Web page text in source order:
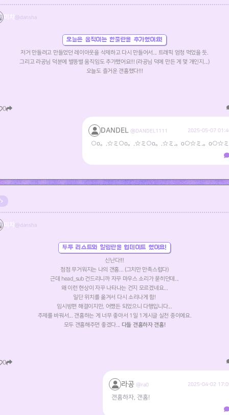
미챠 @dansha
오늘은 움직이는 한줄란을 추가했어요!
저거 만들려고 만들었던 레이아웃을 삭제하고 다시 만들어서... 트래픽 엄청 먹었을 듯.
그리고 라공님 덕분에 별똥별 움직임도 추가했어요!!! (라공님 덕에 만든 게 몇 개인지...)
오늘도 즐거운 갠홈했다!!!
0
DANDEL @DANDEL1111 2025-05-07
○o。.☆ミ○o。.☆ミ○o。.☆ミ.。o○☆ミ.。o○☆ミ
미챠 @dansha
투두 리스트와 알림란을 업데이트 했어요!
신난다!!!
점점 무거워지는 나의 갠홈... (그치만 만족스럽다)
근데 head_sub 건드리니까 자꾸 마우스 소리가 묻히던데...
왜 이런 현상이 자꾸 나타나는 건지 모르겠네요...
일단 위치를 옮겨서 다시 소리나게 함!
임시방편 해결이지만, 어쨌든 되었으니 다행입니다...
주제를 바꿔서... 갠홈하는 게 너무 좋아서 1일 1게시글 실천 중이에요.
모두 갠홈해주면 좋겠다... 다들 갠홈하자 갠홈!
0
라공 @ra0 2025-04-02
갠홈하자, 갠홈!